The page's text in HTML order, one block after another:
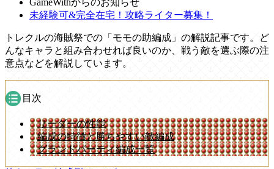
未経験可&完全在宅！攻略ライター募集！
トレクルの海賊祭での「モモの助編成」の解説記事です。ど
んなキャラと組み合わせれば良いのか、戦う敵を選ぶ際の注
意点などを解説しています。
目次
リーダーの性能
編成の特徴と勝ちやすい敵編成
グランドパーティ編成一覧